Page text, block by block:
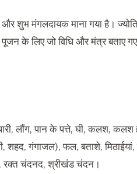
शुभ मंगलदायक माना गया है।
पूजन के लिए जो विधि और मंत्र बताए
,लौंग,पान के पत्ते,घी,कलश,कलश
,शहद,गंगाजल),फल,बताशे,मिठाईयां,
,रक्त चंदनद,श्रीखंड चंदन।